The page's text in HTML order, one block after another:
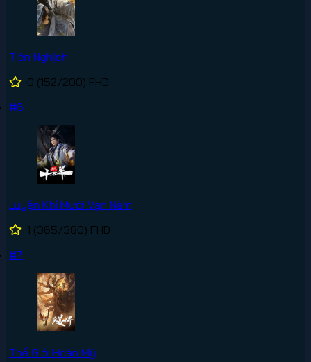
Tiên Nghịch
0 (152/200) FHD
#6
Luyện Khí Mười Vạn Năm
1 (365/380) FHD
#7
Thế Giới Hoàn Mỹ